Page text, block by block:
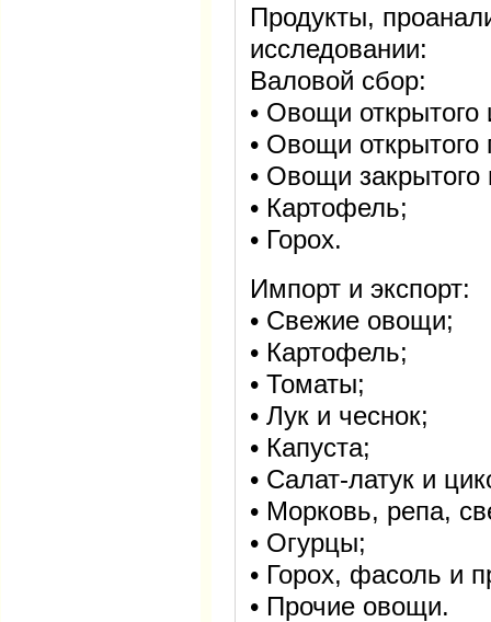
Продукты,
исследовании:
Валовой сбор:
• Овощи открытого
• Овощи открытого
• Овощи закрытого
• Картофель;
• Горох.
Импорт и экспорт:
• Свежие овощи;
• Картофель;
• Томаты;
• Лук и чеснок;
• Капуста;
• Салат-латук и
• Морковь, репа,
• Огурцы;
• Горох, фасоль и
• Прочие овощи.